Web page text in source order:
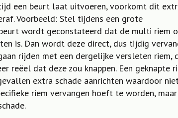
een beurt laat uitvoeren, voorkomt dit
Voorbeeld: Stel tijdens een grote
wordt geconstateerd dat de multi riem
is. Dan wordt deze direct, dus tijdig
rijden met een dergelijke versleten riem,
reëel dat deze zou knappen. Een geknapte
extra schade aanrichten waardoor
riem vervangen hoeft te worden,